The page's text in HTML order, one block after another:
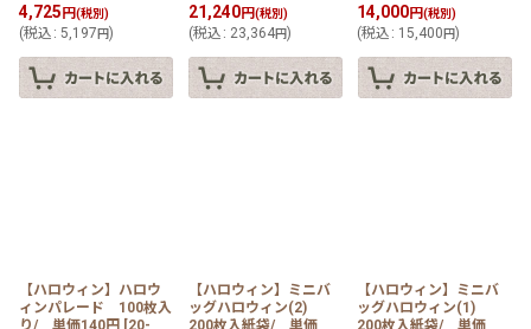
4,725 円(税別)
(税込 : 5,197 円)
21,240円(税別)
(税込 : 23,364円)
14,000円(税別)
(税込 : 15,400円)
【ハロウィン】ハロウ
ィンパレード 100枚入
り/ 単価140円 [20-
【ハロウィン】ミニバ
ッグハロウィン(2)
200枚入紙袋/ 単価
【ハロウィン】ミニバ
ッグハロウィン(1)
200枚入紙袋/ 単価